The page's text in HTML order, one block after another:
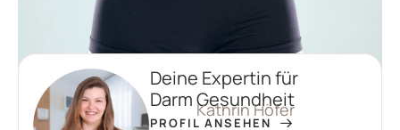
Deine Expertin für
Darm Gesundheit
Kathrin Höfer
PROFIL ANSEHEN